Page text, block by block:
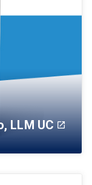
LLM UC launch